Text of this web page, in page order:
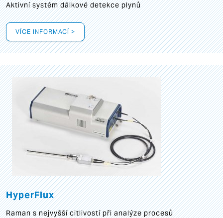
Aktivní systém dálkové detekce plynů
VÍCE INFORMACÍ >
HyperFlux
Raman s nejvyšší citlivostí při analýze procesů